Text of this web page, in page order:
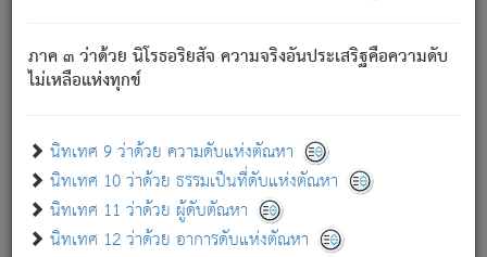
ภาค ๓ ว่าด้วย นิโรธอริยสัจ ความจริงอันประเสริฐคือความดับ
ไม่เหลือแห่งทุกข์
นิทเทศ 9 ว่าด้วย ความดับแห่งตัณหา
นิทเทศ 10 ว่าด้วย ธรรมเป็นที่ดับแห่งตัณหา
นิทเทศ 11 ว่าด้วย ผู้ดับตัณหา
นิทเทศ 12 ว่าด้วย อาการดับแห่งตัณหา
ภิกษุนั้น เป็นผู้ครอบงำมารได้แล้ว ชนะสงครามแล้ว ก้าวล่วง
ภพทั้งหลายทั้งปวงได้แล้ว เป็นผู้คงที่ (คือไม่เปลี่ยนแปลงอีกต่อ
- อุ.ขุ. ๒๕/๑๒๑/๘๔.
(ข้อความนี้ เป็นพระพุทธอุทานที่ทรงเปล่งออก ที่โคนต้นโพธิ์
เป็นที่ตรัสรู้ เมื่อตรัสรู้แล้วได้ 7 วัน)